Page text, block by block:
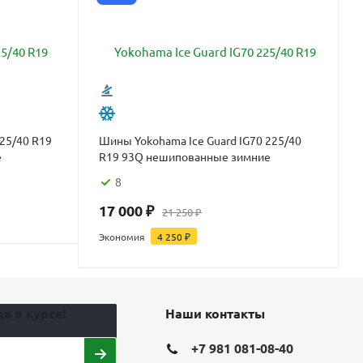
40 R19
Шины Yokohama Ice Guard IG70 225/40
R19 93Q нешипованные зимние
8
17 000₽ 21 250₽
Экономия 4 250₽
Наши контакты
+7 981 081-08-40